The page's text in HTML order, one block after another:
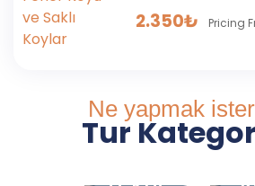
2.350₺ Pricing
Ne yapmak
Tur